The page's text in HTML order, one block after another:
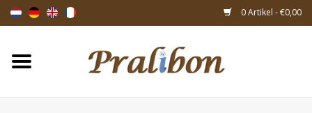
0 Artikel - €0,00
Startseite